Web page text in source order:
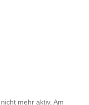
mehr aktiv. Am